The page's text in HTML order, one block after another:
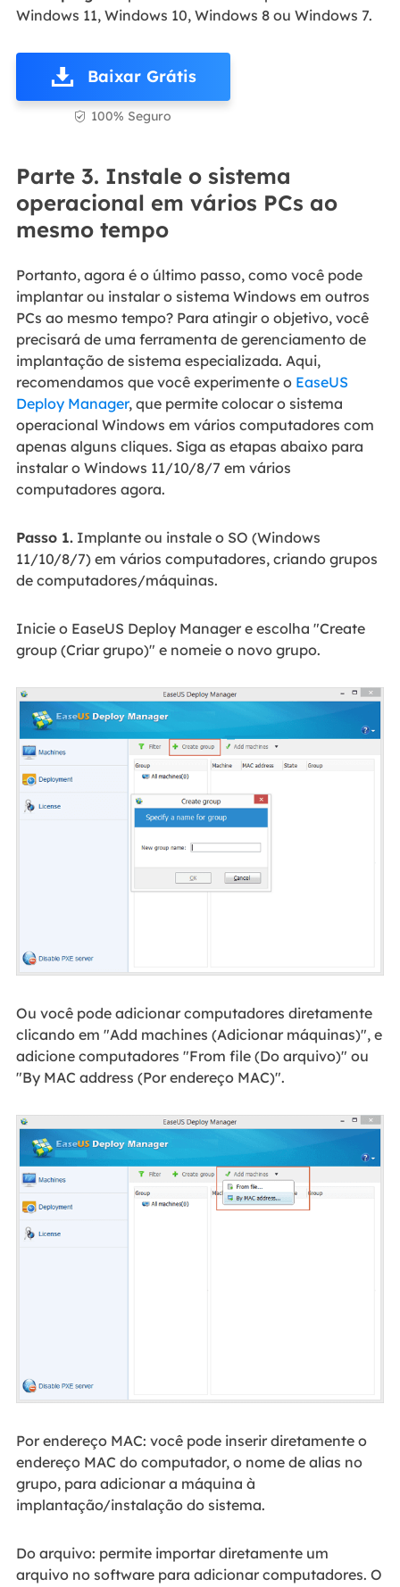
Windows 11, Windows 10, Windows 8 ou Windows 7.
Baixar Grátis
 100% Seguro
Parte 3. Instale o sistema
operacional em vários PCs ao
mesmo tempo
Portanto, agora é o último passo, como você pode
implantar ou instalar o sistema Windows em outros
PCs ao mesmo tempo? Para atingir o objetivo, você
precisará de uma ferramenta de gerenciamento de
implantação de sistema especializada. Aqui,
recomendamos que você experimente o EaseUS
Deploy Manager, que permite colocar o sistema
operacional Windows em vários computadores com
apenas alguns cliques. Siga as etapas abaixo para
instalar o Windows 11/10/8/7 em vários
computadores agora.
Passo 1.Implante ou instale o SO (Windows
11/10/8/7) em vários computadores, criando grupos
de computadores/máquinas.
Inicie o EaseUS Deploy Manager e escolha "Create
group (Criar grupo)" e nomeie o novo grupo.
Ou você pode adicionar computadores diretamente
clicando em "Add machines (Adicionar máquinas)", e
adicione computadores "From file (Do arquivo)" ou
"By MAC address (Por endereço MAC)".
Por endereço MAC: você pode inserir diretamente o
endereço MAC do computador, o nome de alias no
grupo, para adicionar a máquina à
implantação/instalação do sistema.
Do arquivo: permite importar diretamente um
arquivo no software para adicionar computadores. O